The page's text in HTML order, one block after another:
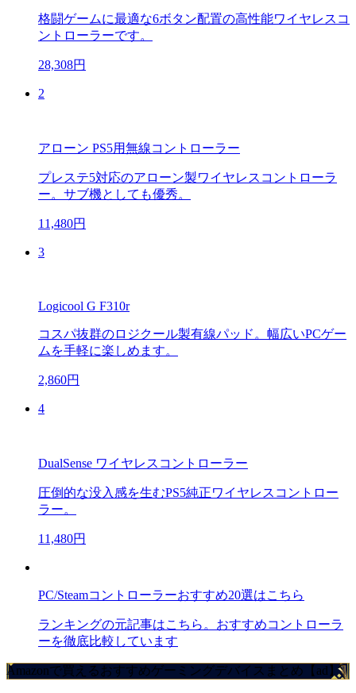
格闘ゲームに最適な6ボタン配置の高性能ワイヤレスコ
ントローラーです。
28,308円
2
アローン PS5用無線コントローラー
プレステ5対応のアローン製ワイヤレスコントローラ
ー。サブ機としても優秀。
11,480円
3
Logicool G F310r
コスパ抜群のロジクール製有線パッド。幅広いPCゲー
ムを手軽に楽しめます。
2,860円
4
DualSense ワイヤレスコントローラー
圧倒的な没入感を生むPS5純正ワイヤレスコントロー
ラー。
11,480円
PC/Steamコントローラーおすすめ20選はこちら
ランキングの元記事はこちら。おすすめコントローラ
ーを徹底比較しています
Amazonで買えるおすすめゲーミングデバイスまとめ【ad】